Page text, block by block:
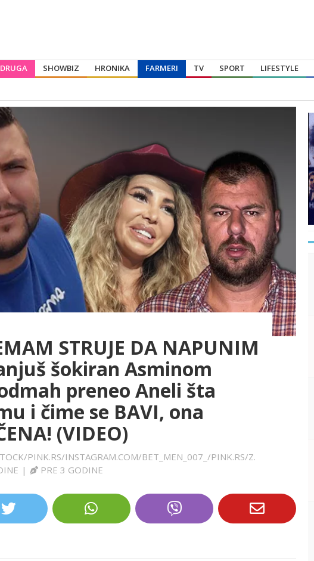
SHOWBIZ HRONIKA FARMERI TV SPORT LIFESTYLE
STRUJE DA NAPUNIM
šokiran Asminom
preneo Aneli šta
i čime se BAVI, ona
(VIDEO)
PINK.RS/INSTAGRAM.COM/BET_MEN_007_/PINK.RS/Z.
| PRE 3 GODINE